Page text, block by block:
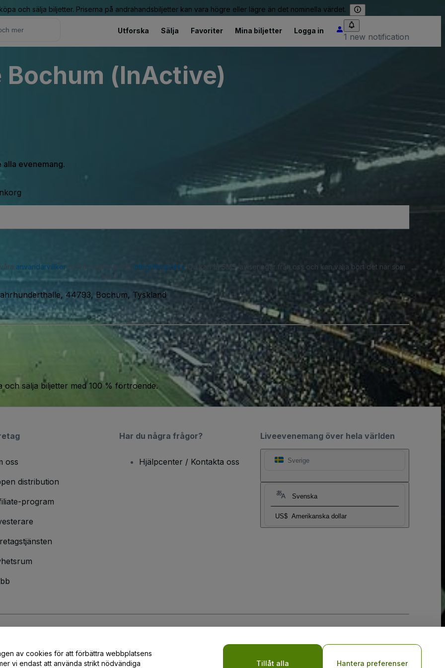
och sälja biljetter. Priserna på andrahandsbiljetter kan vara högre eller lägre än det nominella värdet.
Utforska Sälja Favoriter Mina biljetter Logga in
1 new notification
(InActive)
alla evenemang.
användarvillkoroch accepterar vår integritetspolicy. Du kan få SMS-aviseringar från oss och kan välja bort det när som
helst.
44793, Bochum, Tyskland
sälja biljetter med 100 % förtroende.
Liveevenemang över hela världen
Sverige
Svenska
US$ Amerikanska dollar
oss
distribution
program
Har du några frågor?
Hjälpcenter / Kontakta oss
mobilsekretesspolicy
av cookies för att förbättra webbplatsens
vi endast att använda strikt nödvändiga
Tillåt alla Hantera preferenser